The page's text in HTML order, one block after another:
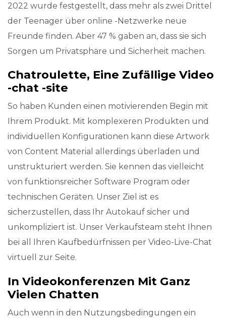
2022 wurde festgestellt, dass mehr als zwei Drittel
der Teenager über online -Netzwerke neue
Freunde finden. Aber 47 % gaben an, dass sie sich
Sorgen um Privatsphäre und Sicherheit machen.
Chatroulette, Eine Zufällige Video
-chat -site
So haben Kunden einen motivierenden Begin mit
Ihrem Produkt. Mit komplexeren Produkten und
individuellen Konfigurationen kann diese Artwork
von Content Material allerdings überladen und
unstrukturiert werden. Sie kennen das vielleicht
von funktionsreicher Software Program oder
technischen Geräten. Unser Ziel ist es
sicherzustellen, dass Ihr Autokauf sicher und
unkompliziert ist. Unser Verkaufsteam steht Ihnen
bei all Ihren Kaufbedürfnissen per Video-Live-Chat
virtuell zur Seite.
In Video­konferenzen Mit Ganz
Vielen Chatten
Auch wenn in den Nutzungsbedingungen ein